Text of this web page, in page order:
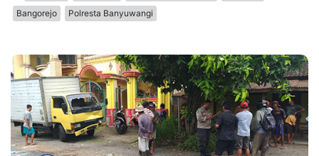
Bangorejo
Polresta Banyuwangi